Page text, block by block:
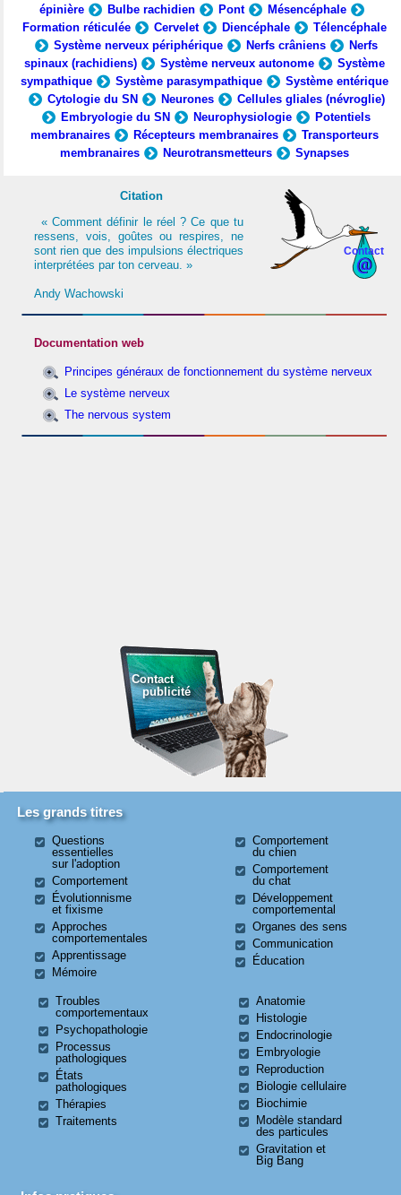
épinière
Bulbe rachidien Pont
Mésencéphale
Formation réticulée
Cervelet Diencéphale
Télencéphale
Système nerveux périphérique
Nerfs crâniens
Nerfs
spinaux (rachidiens)
Système nerveux autonome
Système
sympathique
Système parasympathique
Système entérique
Cytologie du SN
Neurones
Cellules gliales (névroglie)
Embryologie du SN
Neurophysiologie
Potentiels
membranaires
Récepteurs membranaires
Transporteurs
membranaires
Neurotransmetteurs Synapses
Contact
Citation
« Comment définir le réel ? Ce que tu
ressens, vois, goûtes ou respires, ne
sont rien que des impulsions électriques
interprétées par ton cerveau. »
Andy Wachowski
Documentation web
Principes généraux de fonctionnement du système nerveux
Le système nerveux
The nervous system
Contact
publicité
Les grands titres
Questions
essentielles
sur l'adoption
Comportement
Évolutionnisme
et fixisme
Approches
comportementales
Apprentissage
Mémoire
Comportement
du chien
Comportement
du chat
Développement
comportemental
Organes des sens
Communication
Éducation
Troubles
comportementaux
Psychopathologie
Processus
pathologiques
États
pathologiques
Thérapies
Traitements
Anatomie
Histologie
Endocrinologie
Embryologie
Reproduction
Biologie cellulaire
Biochimie
Modèle standard
des particules
Gravitation et
Big Bang